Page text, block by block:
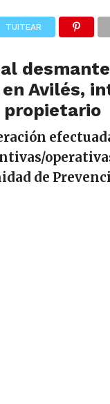
TUITEAR
Avilés,
propietario
de